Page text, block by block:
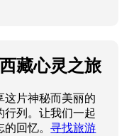
藏心灵之旅
这片神秘而美丽的
行列。让我们一起
的回忆。寻找旅游